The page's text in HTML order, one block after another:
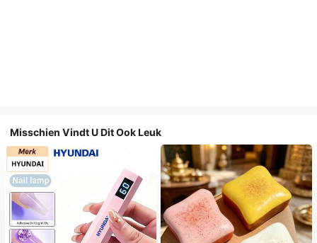
Misschien Vindt U Dit Ook Leuk